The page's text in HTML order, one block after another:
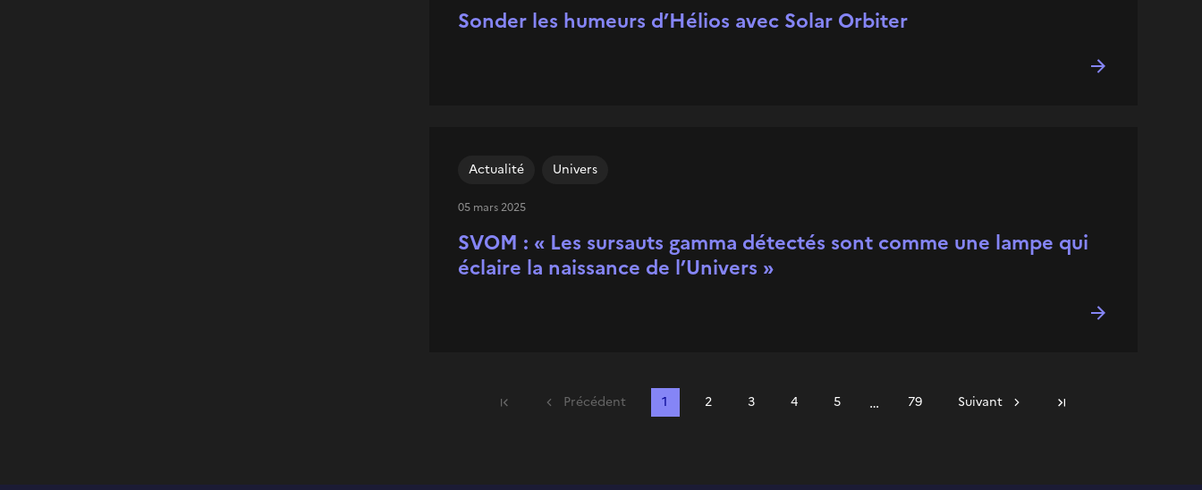
Sonder les humeurs d’Hélios avec Solar Orbiter
SVOM : « Les sursauts gamma détectés sont comme une lampe qui
éclaire la naissance de l’Univers »
Actualité Univers
05 mars 2025
Première pagePrécédent 1 2 3 4 5 … 79 Suivant Dernière page